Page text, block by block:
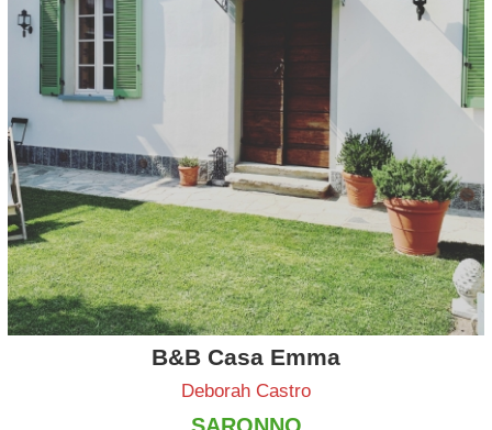
B&B Casa Emma
Deborah Castro